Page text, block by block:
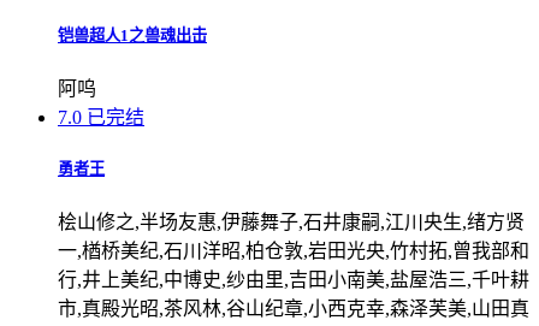
铠兽超人1之兽魂出击
阿呜
7.0 已完结
勇者王
桧山修之,半场友惠,伊藤舞子,石井康嗣,江川央生,绪方贤
一,楢桥美纪,石川洋昭,柏仓敦,岩田光央,竹村拓,曾我部和
行,井上美纪,中博史,纱由里,吉田小南美,盐屋浩三,千叶耕
市,真殿光昭,茶风林,谷山纪章,小西克幸,森泽芙美,山田真